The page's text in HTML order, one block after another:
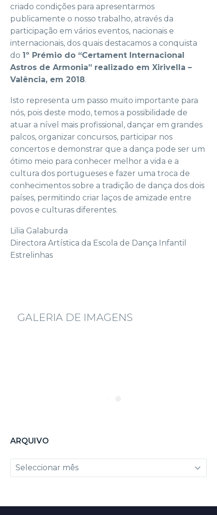
criado condições para apresentarmos
publicamente o nosso trabalho, através da
participação em vários eventos, nacionais e
internacionais, dos quais destacamos a conquista
do 1º Prémio do “Certament Internacional
Astros de Armonia” realizado em Xirivella –
Valência, em 2018.
Isto representa um passo muito importante para
nós, pois deste modo, temos a possibilidade de
atuar a nível mais profissional, dançar em grandes
palcos, organizar concursos, participar nos
concertos e demonstrar que a dança pode ser um
ótimo meio para conhecer melhor a vida e a
cultura dos portugueses e fazer uma troca de
conhecimentos sobre a tradição de dança dos dois
países, permitindo criar laços de amizade entre
povos e culturas diferentes.
Lilia Galaburda
Directora Artística da Escola de Dança Infantil
Estrelinhas
GALERIA DE IMAGENS
ARQUIVO
Arquivo
Seleccionar mês